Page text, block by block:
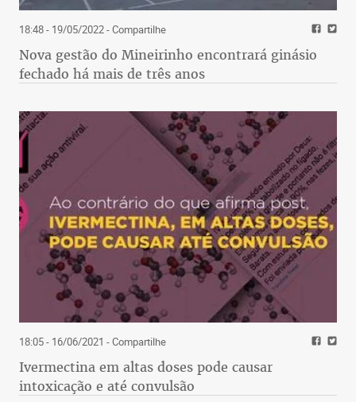
18:48 - 19/05/2022- Compartilhe
Nova gestão do Mineirinho encontrará ginásio
fechado há mais de três anos
18:05 - 16/06/2021 - Compartilhe
Ivermectina em altas doses pode causar
intoxicação e até convulsão